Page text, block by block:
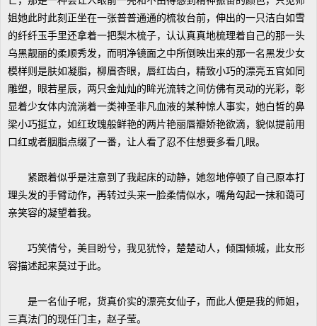
姐她此时此刻正坐在一张普普通通的梳妆台前，伸出的一只洁白如雪
的纤纤玉手里还拿着一把梨木梳子，认认真真地梳理着自己的那一头
乌黑靓丽的柔顺秀发，而明净镜面之中所倒映出来的那一名黑发少女
模样则是肤如凝脂，柳眉杏眼，唇红齿白，精致小巧的漂亮五官如同
雕塑，眼若星辰，两只金灿灿的眸光流转之间仿佛有灵动的光彩，彰
显着少女体内流淌着一类神圣非凡血液的某种惊人事实，她白皙的鼻
梁小巧挺立，如红玫瑰般鲜艳的两片艳丽唇瓣娇艳欲滴，貌似提前用
口红或者胭脂点缀了一番，让人看了忍不住想要多看几眼。
紧跟着似乎是注意到了我起床的动静，她忽地停顿了自己原本打
理头发的手臂动作，再转过头来一脸柔情似水，嘴角勾起一抹和蔼可
亲笑容的凝望着我。
巧笑倩兮，美目盼兮，我见犹怜，楚楚动人，倾国倾城，此女形
容描述起来莫过于此。
是一名仙子呢，货真价实的漂亮女仙子，而此人便是我的师姐，
三真法门的现任门主，赵子莹。